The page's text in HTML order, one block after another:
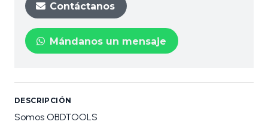
Contáctanos
Mándanos un mensaje
DESCRIPCIÓN
Somos OBDTOOLS